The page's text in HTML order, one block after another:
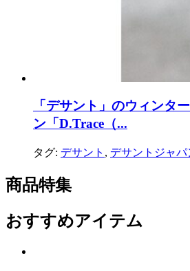
「デサント」のウィンタ
ン「D.Trace（...
タグ: デサント , デサントジャパ
商品特集
おすすめアイテム